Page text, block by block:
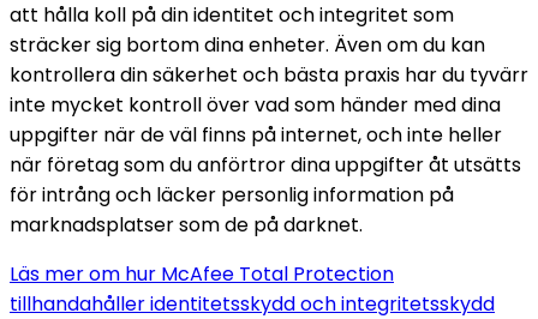
att hålla koll på din identitet och integritet som
sträcker sig bortom dina enheter. Även om du kan
kontrollera din säkerhet och bästa praxis har du tyvärr
inte mycket kontroll över vad som händer med dina
uppgifter när de väl finns på internet, och inte heller
när företag som du anförtror dina uppgifter åt utsätts
för intrång och läcker personlig information på
marknadsplatser som de på darknet.
Läs mer om hur McAfee Total Protection
tillhandahåller identitetsskydd och integritetsskydd